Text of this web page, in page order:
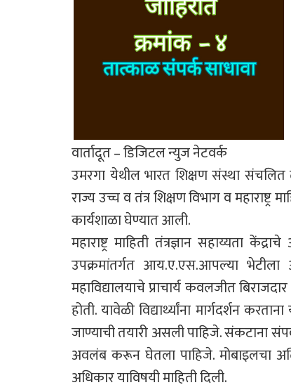
वार्तादूत – डिजिटल न्युज नेटवर्क
उमरगा येथील भारत शिक्षण संस्था संचलित
राज्य उच्च व तंत्र शिक्षण विभाग व महाराष्ट्र
कार्यशाळा घेण्यात आली.
महाराष्ट्र माहिती तंत्रज्ञान सहाय्यता
उपक्रमांतर्गत आय.ए.एस.आपल्या
महाविद्यालयाचे प्राचार्य कवलजीत
होती. यावेळी विद्यार्थ्यांना मार्गदर्शन
जाण्याची तयारी असली पाहिजे. संकटाना
अवलंब करून घेतला पाहिजे. मोबाइलचा
अधिकार याविषयी माहिती दिली.